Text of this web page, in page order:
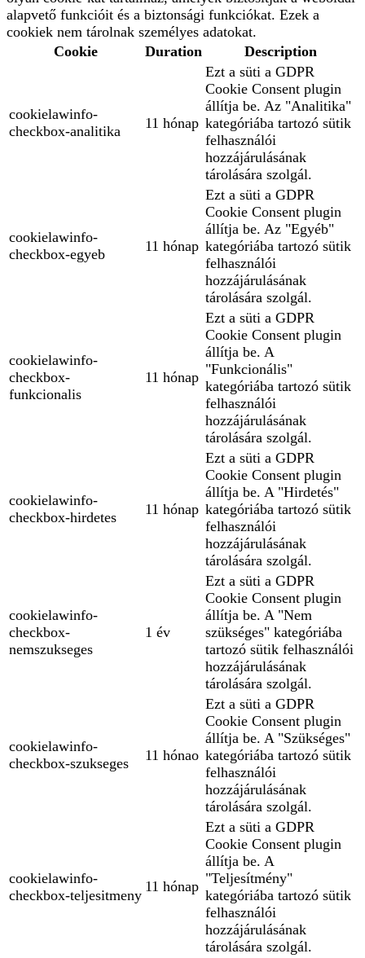
alapvető funkcióit és a biztonsági funkciókat. Ezek a
cookiek nem tárolnak személyes adatokat.
Cookie
Duration Description
cookielawinfo-
checkbox-analitika
11 hónap
Ezt a süti a GDPR
Cookie Consent plugin
állítja be. Az "Analitika"
kategóriába tartozó sütik
felhasználói
hozzájárulásának
tárolására szolgál.
cookielawinfo-
checkbox-egyeb
11 hónap
Ezt a süti a GDPR
Cookie Consent plugin
állítja be. Az "Egyéb"
kategóriába tartozó sütik
felhasználói
hozzájárulásának
tárolására szolgál.
cookielawinfo-
checkbox-
funkcionalis
11 hónap
Ezt a süti a GDPR
Cookie Consent plugin
állítja be. A
"Funkcionális"
kategóriába tartozó sütik
felhasználói
hozzájárulásának
tárolására szolgál.
cookielawinfo-
checkbox-hirdetes
11 hónap
Ezt a süti a GDPR
Cookie Consent plugin
állítja be. A "Hirdetés"
kategóriába tartozó sütik
felhasználói
hozzájárulásának
tárolására szolgál.
cookielawinfo-
checkbox-
nemszukseges
1 év
Ezt a süti a GDPR
Cookie Consent plugin
állítja be. A "Nem
szükséges" kategóriába
tartozó sütik felhasználói
hozzájárulásának
tárolására szolgál.
cookielawinfo-
checkbox-szukseges
11 hónao
Ezt a süti a GDPR
Cookie Consent plugin
állítja be. A "Szükséges"
kategóriába tartozó sütik
felhasználói
hozzájárulásának
tárolására szolgál.
cookielawinfo-
checkbox-teljesitmeny
11 hónap
Ezt a süti a GDPR
Cookie Consent plugin
állítja be. A
"Teljesítmény"
kategóriába tartozó sütik
felhasználói
hozzájárulásának
tárolására szolgál.